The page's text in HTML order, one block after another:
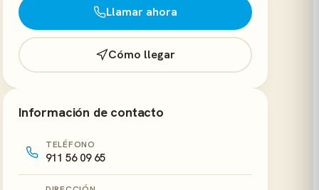
Llamar ahora
Cómo llegar
Información de contacto
TELÉFONO
911 56 09 65